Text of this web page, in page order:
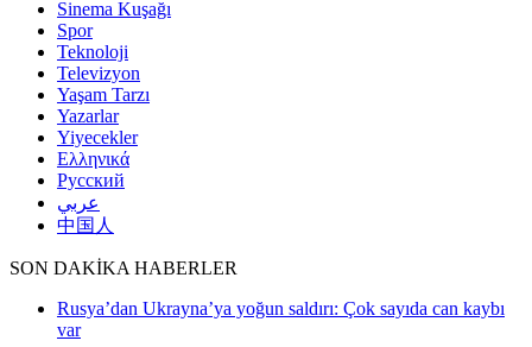
Sinema Kuşağı
Spor
Teknoloji
Televizyon
Yaşam Tarzı
Yazarlar
Yiyecekler
Ελληνικά
Русский
عربي
中国人
SON DAKİKA HABERLER
Rusya’dan Ukrayna’ya yoğun saldırı: Çok sayıda can kaybı
var